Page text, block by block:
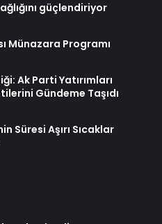
güçlendiriyor
Münazara Programı
Ak Parti Yatırımları
Gündeme Taşıdı
Süresi Aşırı Sıcaklar